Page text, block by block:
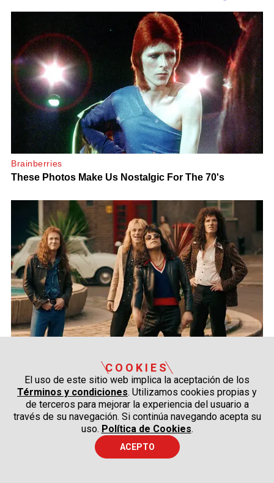
COOKIES
El uso de este sitio web implica la aceptación de los
Términos y condiciones. Utilizamos cookies propias y
de terceros para mejorar la experiencia del usuario a
través de su navegación. Si continúa navegando acepta su
uso. Política de Cookies.
ACEPTO